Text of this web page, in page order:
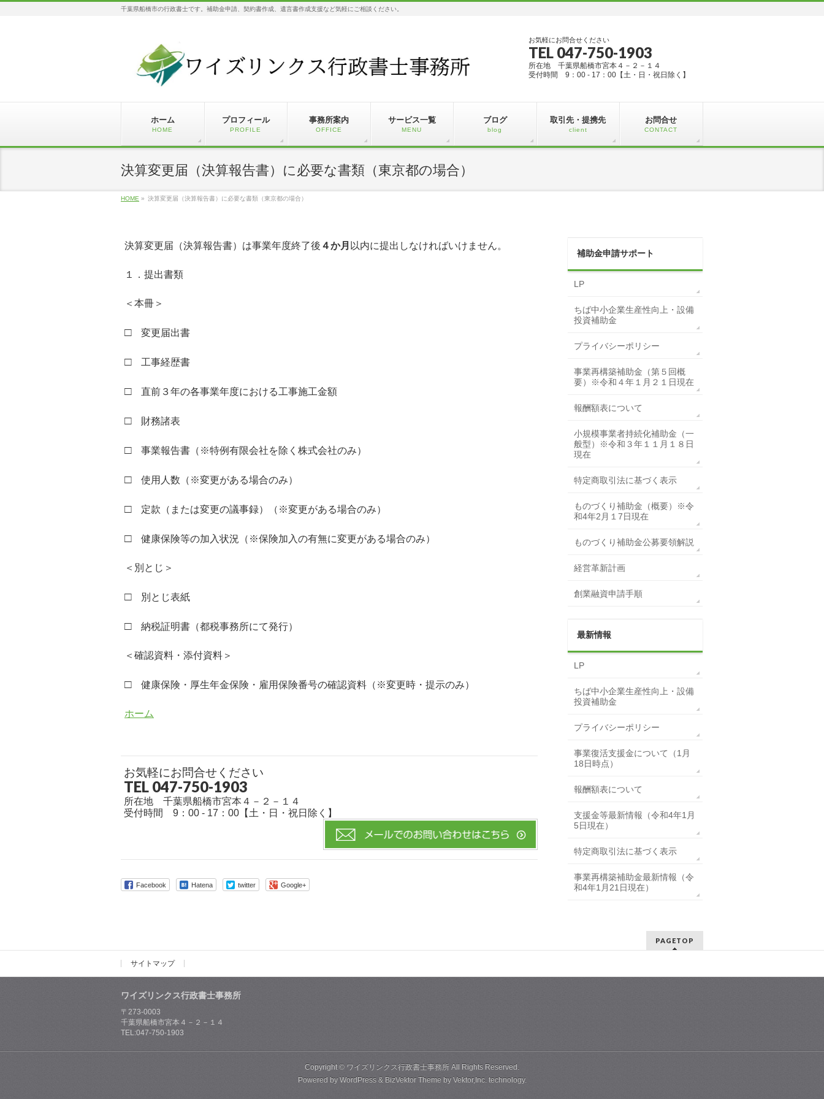
千葉県船橋市の行政書士です。補助金申請、契約書作成、遺言書作成支援など気軽にご相談ください。
お気軽にお問合せください
TEL 047-750-1903
所在地 千葉県船橋市宮本４－２－１４
受付時間 9：00 - 17：00【土・日・祝日除く】
ホーム
HOME
プロフィール
PROFILE
事務所案内
OFFICE
サービス一覧
MENU
ブログ
blog
取引先・提携先
client
お問合せ
CONTACT
決算変更届（決算報告書）に必要な書類（東京都の場合）
HOME » 決算変更届（決算報告書）に必要な書類（東京都の場合）
決算変更届（決算報告書）は事業年度終了後 ４か月 以内に提出しなければいけません。
１．提出書類
＜本冊＞
□ 変更届出書
□ 工事経歴書
□ 直前３年の各事業年度における工事施工金額
□ 財務諸表
□ 事業報告書（※特例有限会社を除く株式会社のみ）
□ 使用人数（※変更がある場合のみ）
□ 定款（または変更の議事録）（※変更がある場合のみ）
□ 健康保険等の加入状況（※保険加入の有無に変更がある場合のみ）
＜別とじ＞
□ 別とじ表紙
□ 納税証明書（都税事務所にて発行）
＜確認資料・添付資料＞
□ 健康保険・厚生年金保険・雇用保険番号の確認資料（※変更時・提示のみ）
ホーム
お気軽にお問合せください
TEL 047-750-1903
所在地 千葉県船橋市宮本４－２－１４
受付時間 9：00 - 17：00【土・日・祝日除く】
Facebook Hatena twitter Google+
補助金申請サポート
LP
ちば中小企業生産性向上・設備
投資補助金
プライバシーポリシー
事業再構築補助金（第５回概
要）※令和４年１月２１日現在
報酬額表について
小規模事業者持続化補助金（一
般型）※令和３年１１月１８日
現在
特定商取引法に基づく表示
ものづくり補助金（概要）※令
和4年2月１7日現在
ものづくり補助金公募要領解説
経営革新計画
創業融資申請手順
最新情報
LP
ちば中小企業生産性向上・設備
投資補助金
プライバシーポリシー
事業復活支援金について（1月
18日時点）
報酬額表について
支援金等最新情報（令和4年1月
5日現在）
特定商取引法に基づく表示
事業再構築補助金最新情報（令
和4年1月21日現在）
PAGETOP
サイトマップ
ワイズリンクス行政書士事務所
〒273-0003
千葉県船橋市宮本４－２－１４
TEL:047-750-1903
Copyright © ワイズリンクス行政書士事務所 All Rights Reserved.
Powered by WordPress& BizVektor Theme by Vektor,Inc.technology.